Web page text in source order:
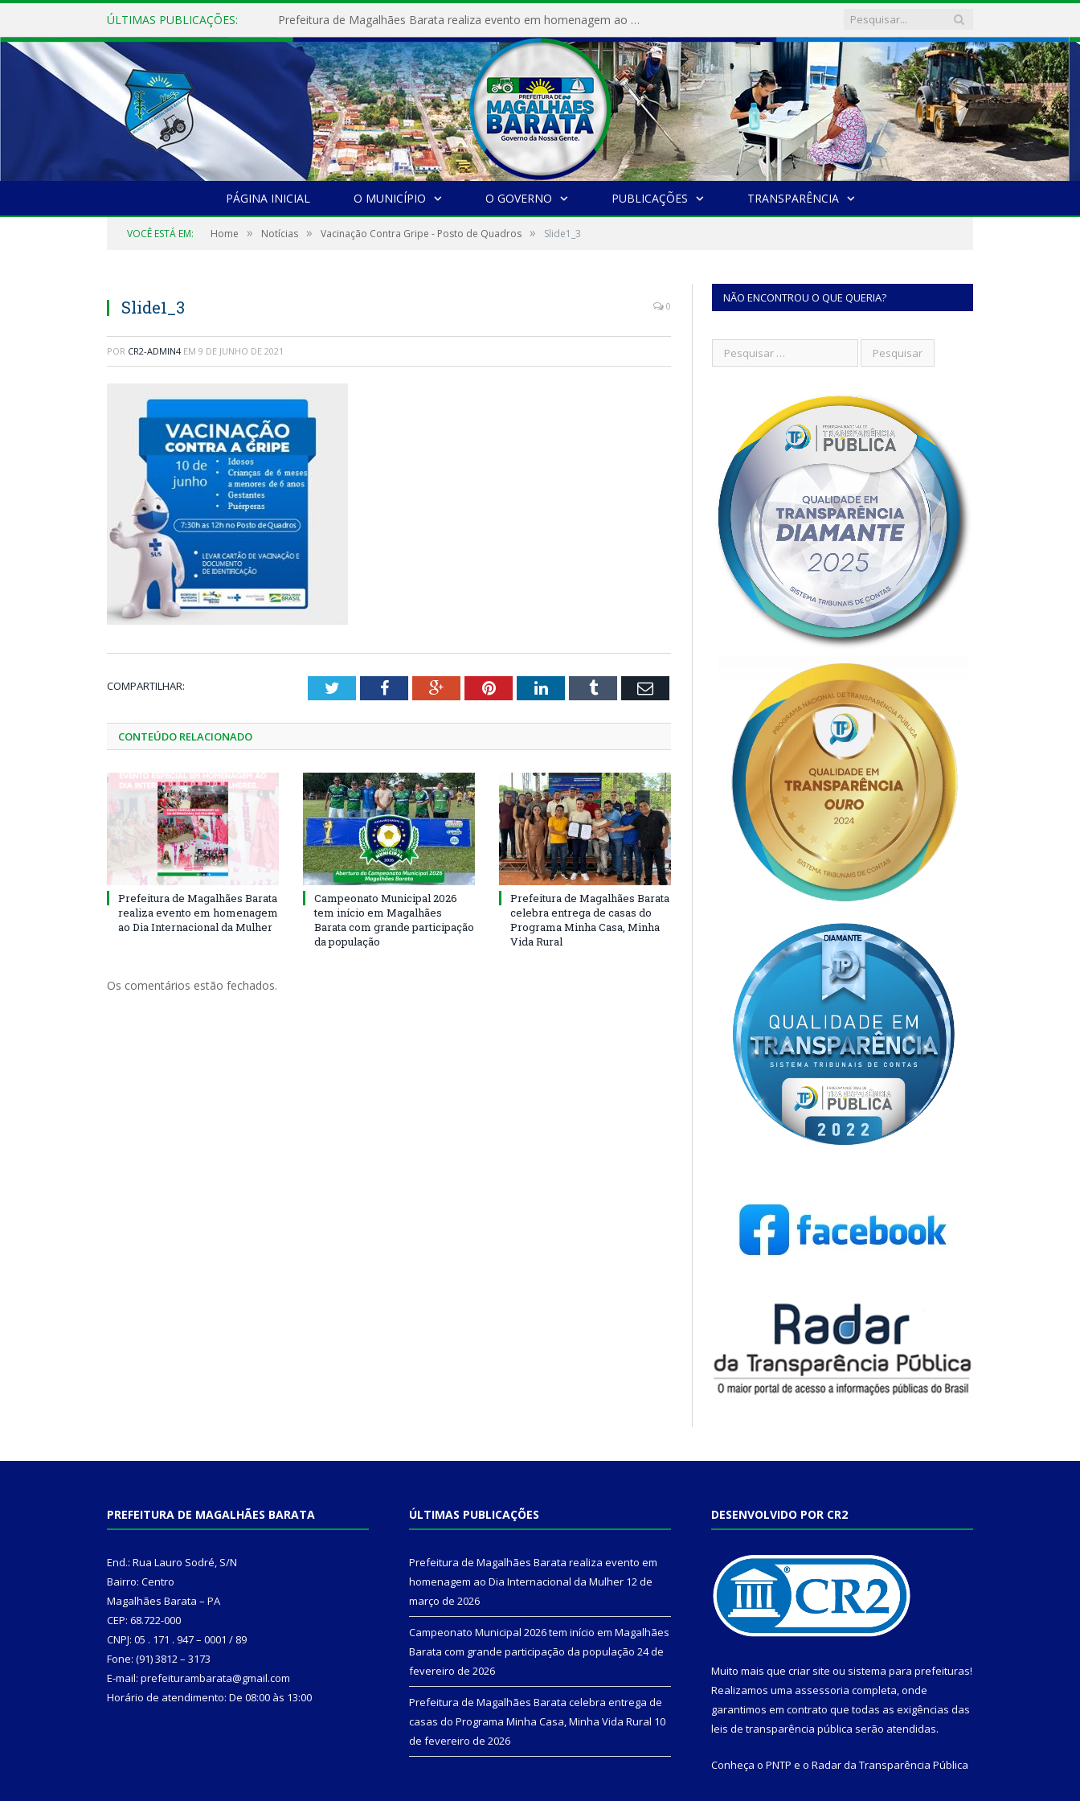
ÚLTIMAS PUBLICAÇÕES: Prefeitura de Magalhães Barata realiza evento em homenagem ao Dia Internacional da Mulher
PÁGINA INICIAL O MUNICÍPIO O GOVERNO PUBLICAÇÕES TRANSPARÊNCIA
VOCÊ ESTÁ EM: Home » Notícias » Vacinação Contra Gripe - Posto de Quadros » Slide1_3
Slide1_3 0
POR CR2-ADMIN4 EM 9 DE JUNHO DE 2021
COMPARTILHAR: TwitterFacebookGoogle+PinterestLinkedInTumblr Email
CONTEÚDO RELACIONADO
Prefeitura de Magalhães Barata
realiza evento em homenagem
ao Dia Internacional da Mulher
Campeonato Municipal 2026
tem início em Magalhães
Barata com grande participação
da população
Prefeitura de Magalhães Barata
celebra entrega de casas do
Programa Minha Casa, Minha
Vida Rural
Os comentários estão fechados.
NÃO ENCONTROU O QUE QUERIA?
PREFEITURA DE MAGALHÃES BARATA
End.: Rua Lauro Sodré, S/N
Bairro: Centro
Magalhães Barata – PA
CEP: 68.722-000
CNPJ: 05 . 171 . 947 – 0001 / 89
Fone: (91) 3812 – 3173
E-mail: prefeiturambarata@gmail.com
Horário de atendimento: De 08:00 às 13:00
ÚLTIMAS PUBLICAÇÕES
Prefeitura de Magalhães Barata realiza evento em
homenagem ao Dia Internacional da Mulher 12 de
março de 2026
Campeonato Municipal 2026 tem início em Magalhães
Barata com grande participação da população 24 de
fevereiro de 2026
Prefeitura de Magalhães Barata celebra entrega de
casas do Programa Minha Casa, Minha Vida Rural 10
de fevereiro de 2026
DESENVOLVIDO POR CR2
Muito mais que criar site ou sistema para prefeituras!
Realizamos uma assessoria completa, onde
garantimos em contrato que todas as exigências das
leis de transparência pública serão atendidas.
Conheça o PNTP e o Radar da Transparência Pública